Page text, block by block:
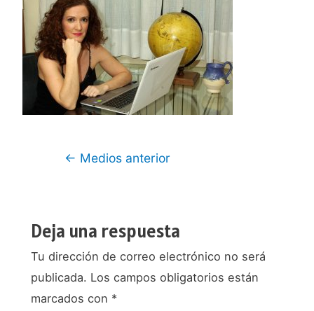
Navegación
← Medios anterior
Deja una respuesta
Tu dirección de correo electrónico no será
publicada. Los campos obligatorios están
marcados con *